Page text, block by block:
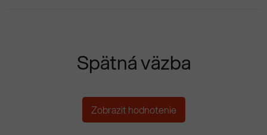
Spätná väzba
Zobrazit hodnotenie